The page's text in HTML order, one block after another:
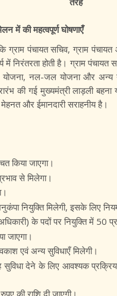
में की महत्वपूर्ण घोषणाएँ
ग्राम पंचायत सचिव, ग्राम
निरंतरता होती है। ग्राम पंचायत
नल-जल योजना और अन्य
की गई मुख्यमंत्री लाड़ली
और ईमानदारी सराहनीय है।
किया जाएगा।
से मिलेगा।
नियुक्ति मिलेगी, इसके लिए
के पदों पर नियुक्ति में 50
जाएगा।
एवं अन्य सुविधाएँ मिलेगी।
सुविधा देने के लिए आवश्यक
की राशि दी जाएगी।